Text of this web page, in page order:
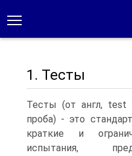
1. Тесты
Тесты (от англ, test
проба) - это
краткие и
испытания,